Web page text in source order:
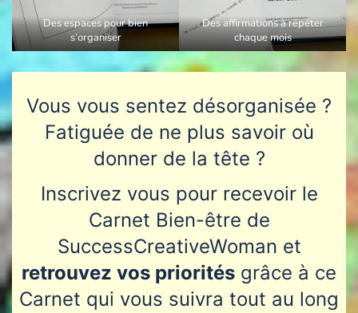
Des espaces pour bien
s’organiser
Des affirmations à répéter
chaque mois
Vous vous sentez désorganisée ?
Fatiguée de ne plus savoir où
donner de la tête ?
Inscrivez vous pour recevoir le
Carnet Bien-être de
SuccessCreativeWoman et
retrouvez vos priorités grâce à ce
Carnet qui vous suivra tout au long